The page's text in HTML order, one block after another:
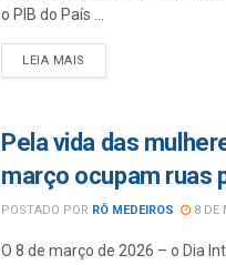
o PIB do País ...
LEIA MAIS
Pela vida das
março ocupam ruas
POSTADO POR RÔ MEDEIROS 8 DE
O 8 de março de 2026 – o Dia